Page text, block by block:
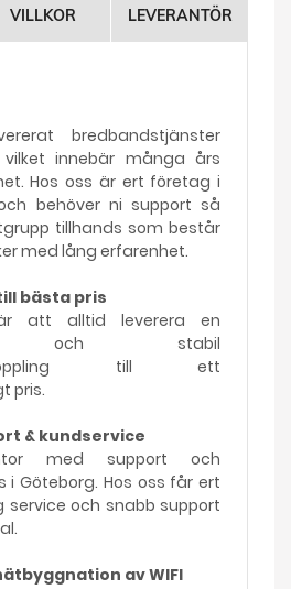
VILLKOR LEVERANTÖR
bredbandstjänster
innebär många års
Hos oss är ert företag i
behöver ni support så
tillhands som består
med lång erfarenhet.
bästa pris
att alltid leverera en
och stabil
till ett
pris.
& kundservice
med support och
i Göteborg. Hos oss får ert
service och snabb support
av WIFI